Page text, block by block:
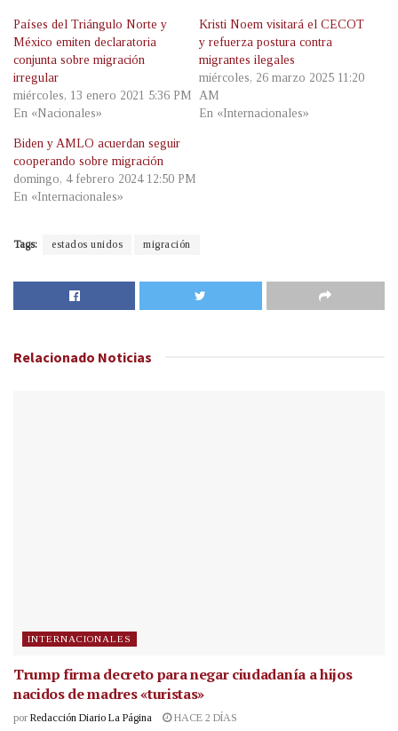
Países del Triángulo Norte y
México emiten declaratoria
conjunta sobre migración
irregular
miércoles, 13 enero 2021 5:36 PM
En «Nacionales»
Kristi Noem visitará el CECOT
y refuerza postura contra
migrantes ilegales
miércoles, 26 marzo 2025 11:20
AM
En «Internacionales»
Biden y AMLO acuerdan seguir
cooperando sobre migración
domingo, 4 febrero 2024 12:50 PM
En «Internacionales»
Tags: estados unidos migración
Relacionado Noticias
INTERNACIONALES
Trump firma decreto para negar ciudadanía a hijos
nacidos de madres «turistas»
por Redacción Diario La Página HACE 2 DÍAS